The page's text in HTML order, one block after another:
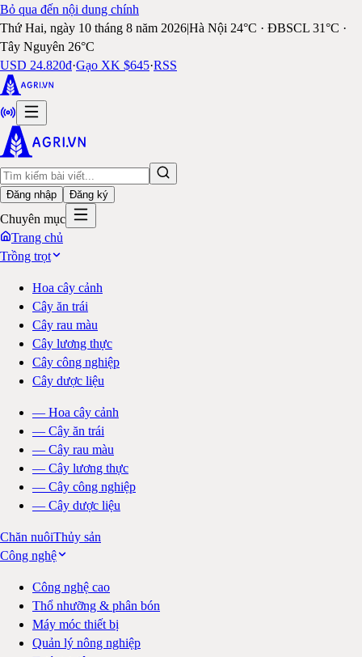
Bỏ qua đến nội dung chính
Thứ Hai, ngày 10 tháng 8 năm 2026|Hà Nội 24°C · ĐBSCL 31°C ·
Tây Nguyên 26°C
USD 24.820đ·Gạo XK $645·RSS
Đăng nhập Đăng ký
Chuyên mục
Trang chủ
Trồng trọt
Hoa cây cảnh
Cây ăn trái
Cây rau màu
Cây lương thực
Cây công nghiệp
Cây dược liệu
— Hoa cây cảnh
— Cây ăn trái
— Cây rau màu
— Cây lương thực
— Cây công nghiệp
— Cây dược liệu
Chăn nuôiThủy sản
Công nghệ
Công nghệ cao
Thổ nhưỡng & phân bón
Máy móc thiết bị
Quản lý nông nghiệp